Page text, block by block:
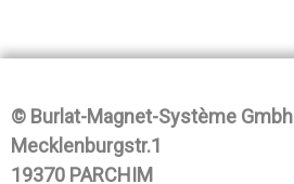
© Burlat-Magnet-Système Gmbh
Mecklenburgstr.1
19370 PARCHIM